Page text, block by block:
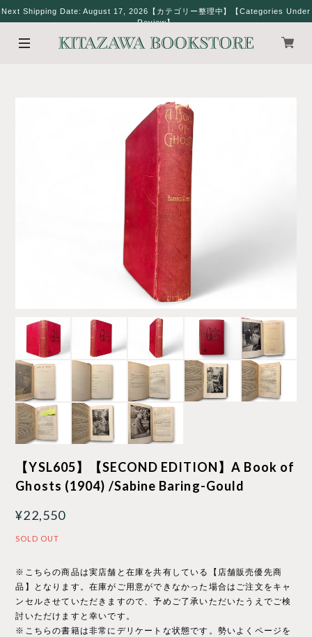
Next Shipping Date: August 17, 2026【カテゴリー整理中】【Categories Under
Review】
【YSL605】【SECOND EDITION】A Book of
Ghosts (1904) /Sabine Baring-Gould
¥22,550
SOLD OUT
※こちらの商品は実店舗と在庫を共有している【店舗販売優先商
品】となります。在庫がご用意ができなかった場合はご注文をキャ
ンセルさせていただきますので、予めご了承いただいたうえでご検
討いただけますと幸いです。
※こちらの書籍は非常にデリケートな状態です。勢いよくページを